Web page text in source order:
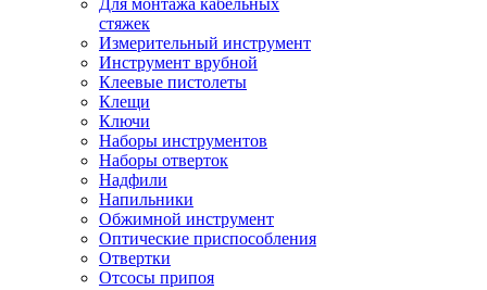
Для монтажа кабельных
стяжек
Измерительный инструмент
Инструмент врубной
Клеевые пистолеты
Клещи
Ключи
Наборы инструментов
Наборы отверток
Надфили
Напильники
Обжимной инструмент
Оптические приспособления
Отвертки
Отсосы припоя